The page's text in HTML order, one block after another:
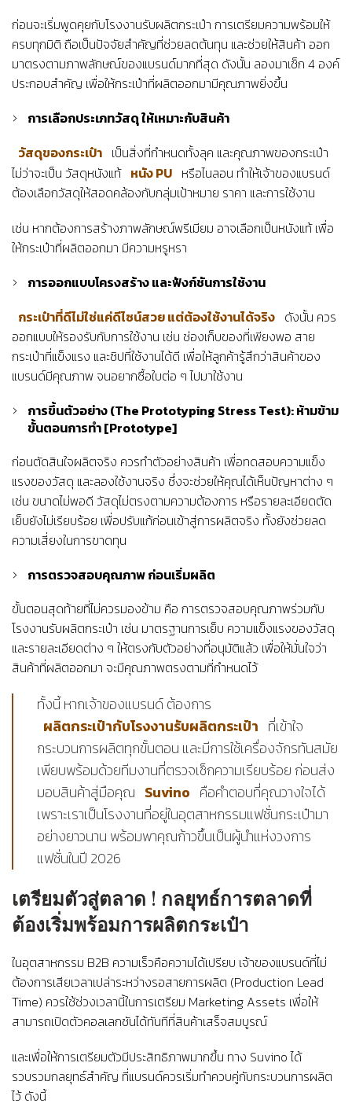
ก่อนจะเริ่มพูดคุยกับโรงงานรับผลิตกระเป๋า การเตรียมความพร้อมให้
ครบทุกมิติ ถือเป็นปัจจัยสำคัญที่ช่วยลดต้นทุน และช่วยให้สินค้า ออก
มาตรงตามภาพลักษณ์ของแบรนด์มากที่สุด ดังนั้น ลองมาเช็ก 4 องค์
ประกอบสำคัญ เพื่อให้กระเป๋าที่ผลิตออกมามีคุณภาพยิ่งขึ้น
การเลือกประเภทวัสดุ ให้เหมาะกับสินค้า
วัสดุของกระเป๋า เป็นสิ่งที่กำหนดทั้งลุค และคุณภาพของกระเป๋า
ไม่ว่าจะเป็น วัสดุหนังแท้ หนัง PU หรือไนลอน ทำให้เจ้าของแบรนด์
ต้องเลือกวัสดุให้สอดคล้องกับกลุ่มเป้าหมาย ราคา และการใช้งาน
เช่น หากต้องการสร้างภาพลักษณ์พรีเมียม อาจเลือกเป็นหนังแท้ เพื่อ
ให้กระเป๋าที่ผลิตออกมา มีความหรูหรา
การออกแบบโครงสร้าง และฟังก์ชันการใช้งาน
กระเป๋าที่ดีไม่ใช่แค่ดีไซน์สวย แต่ต้องใช้งานได้จริง ดังนั้น ควร
ออกแบบให้รองรับกับการใช้งาน เช่น ช่องเก็บของที่เพียงพอ สาย
กระเป๋าที่แข็งแรง และซิปที่ใช้งานได้ดี เพื่อให้ลูกค้ารู้สึกว่าสินค้าของ
แบรนด์มีคุณภาพ จนอยากซื้อใบต่อ ๆ ไปมาใช้งาน
การขึ้นตัวอย่าง (The Prototyping Stress Test): ห้ามข้าม
ขั้นตอนการทำ [Prototype]
ก่อนตัดสินใจผลิตจริง ควรทำตัวอย่างสินค้า เพื่อทดสอบความแข็ง
แรงของวัสดุ และลองใช้งานจริง ซึ่งจะช่วยให้คุณได้เห็นปัญหาต่าง ๆ
เช่น ขนาดไม่พอดี วัสดุไม่ตรงตามความต้องการ หรือรายละเอียดตัด
เย็บยังไม่เรียบร้อย เพื่อปรับแก้ก่อนเข้าสู่การผลิตจริง ทั้งยังช่วยลด
ความเสี่ยงในการขาดทุน
การตรวจสอบคุณภาพ ก่อนเริ่มผลิต
ขั้นตอนสุดท้ายที่ไม่ควรมองข้าม คือ การตรวจสอบคุณภาพร่วมกับ
โรงงานรับผลิตกระเป๋า เช่น มาตรฐานการเย็บ ความแข็งแรงของวัสดุ
และรายละเอียดต่าง ๆ ให้ตรงกับตัวอย่างที่อนุมัติแล้ว เพื่อให้มั่นใจว่า
สินค้าที่ผลิตออกมา จะมีคุณภาพตรงตามที่กำหนดไว้
ทั้งนี้ หากเจ้าของแบรนด์ ต้องการ
ผลิตกระเป๋ากับโรงงานรับผลิตกระเป๋า ที่เข้าใจ
กระบวนการผลิตทุกขั้นตอน และมีการใช้เครื่องจักรทันสมัย
เพียบพร้อมด้วยทีมงานที่ตรวจเช็กความเรียบร้อย ก่อนส่ง
มอบสินค้าสู่มือคุณ Suvino คือคำตอบที่คุณวางใจได้
เพราะเราเป็นโรงงานที่อยู่ในอุตสาหกรรมแฟชั่นกระเป๋ามา
อย่างยาวนาน พร้อมพาคุณก้าวขึ้นเป็นผู้นำแห่งวงการ
แฟชั่นในปี 2026
เตรียมตัวสู่ตลาด ! กลยุทธ์การตลาดที่
ต้องเริ่มพร้อมการผลิตกระเป๋า
ในอุตสาหกรรม B2B ความเร็วคือความได้เปรียบ เจ้าของแบรนด์ที่ไม่
ต้องการเสียเวลาเปล่าระหว่างรอสายการผลิต (Production Lead
Time) ควรใช้ช่วงเวลานี้ในการเตรียม Marketing Assets เพื่อให้
สามารถเปิดตัวคอลเลกชันได้ทันทีที่สินค้าเสร็จสมบูรณ์
และเพื่อให้การเตรียมตัวมีประสิทธิภาพมากขึ้น ทาง Suvino ได้
รวบรวมกลยุทธ์สำคัญ ที่แบรนด์ควรเริ่มทำควบคู่กับกระบวนการผลิต
ไว้ ดังนี้